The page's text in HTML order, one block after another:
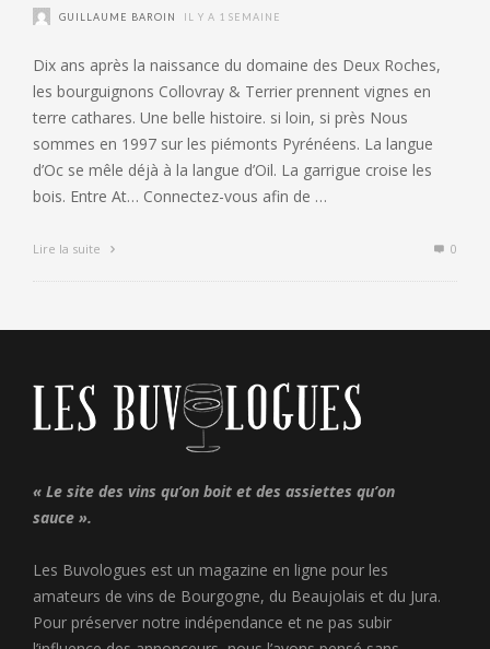
GUILLAUME BAROIN IL Y A 1 SEMAINE
Dix ans après la naissance du domaine des Deux Roches,
les bourguignons Collovray & Terrier prennent vignes en
terre cathares. Une belle histoire. si loin, si près Nous
sommes en 1997 sur les piémonts Pyrénéens. La langue
d’Oc se mêle déjà à la langue d’Oil. La garrigue croise les
bois. Entre At… Connectez-vous afin de …
Lire la suite 0
« Le site des vins qu’on boit et des assiettes qu’on
sauce ».
Les Buvologues est un magazine en ligne pour les
amateurs de vins de Bourgogne, du Beaujolais et du Jura.
Pour préserver notre indépendance et ne pas subir